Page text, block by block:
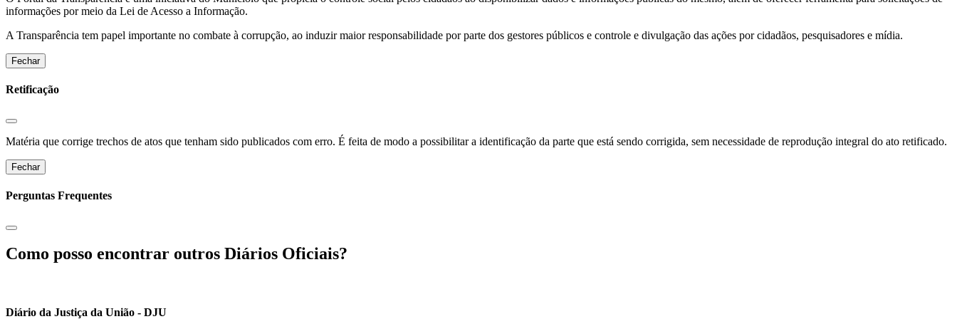
informações por meio da Lei de Acesso a Informação.
A Transparência tem papel importante no combate à corrupção, ao induzir maior responsabilidade por parte dos gestores públicos e controle e divulgação das ações por cidadãos, pesquisadores e mídia.
Fechar
Retificação
Matéria que corrige trechos de atos que tenham sido publicados com erro. É feita de modo a possibilitar a identificação da parte que está sendo corrigida, sem necessidade de reprodução integral do ato retificado.
Fechar
Perguntas Frequentes
Como posso encontrar outros Diários Oficiais?
Diário da Justiça da União - DJU